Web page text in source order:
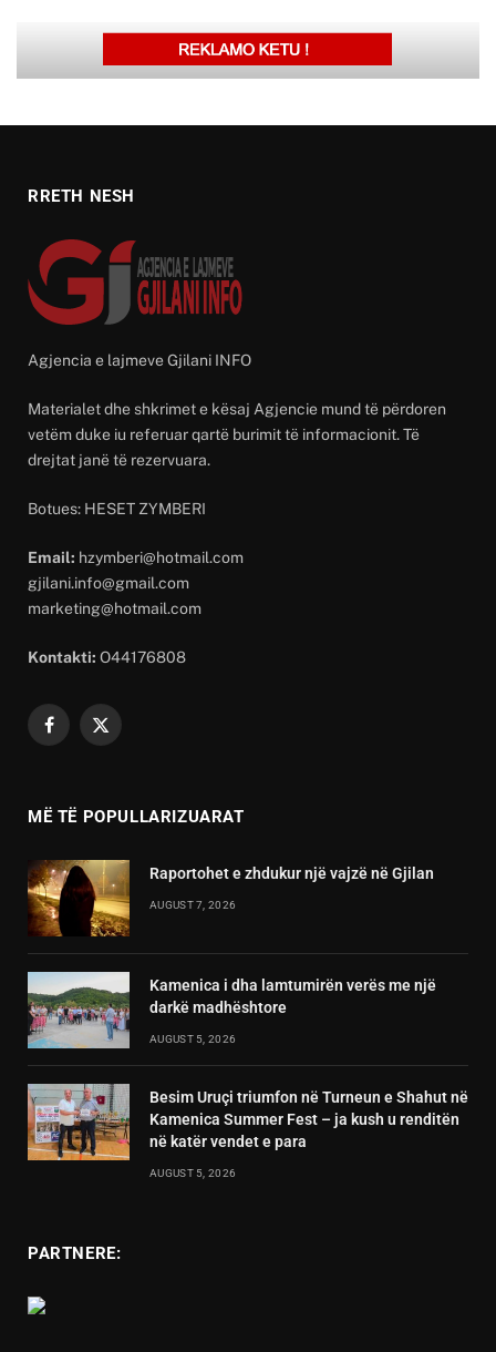
RRETH NESH
Agjencia e lajmeve Gjilani INFO
Materialet dhe shkrimet e kësaj Agjencie mund të përdoren
vetëm duke iu referuar qartë burimit të informacionit. Të
drejtat janë të rezervuara.
Botues: HESET ZYMBERI
Email: hzymberi@hotmail.com
gjilani.info@gmail.com
marketing@hotmail.com
Kontakti: O44176808
Facebook
X
MË TË POPULLARIZUARAT
Raportohet e zhdukur një vajzë në Gjilan
AUGUST 7, 2026
Kamenica i dha lamtumirën verës me një
darkë madhështore
AUGUST 5, 2026
Besim Uruçi triumfon në Turneun e Shahut në
Kamenica Summer Fest – ja kush u renditën
në katër vendet e para
AUGUST 5, 2026
PARTNERE: